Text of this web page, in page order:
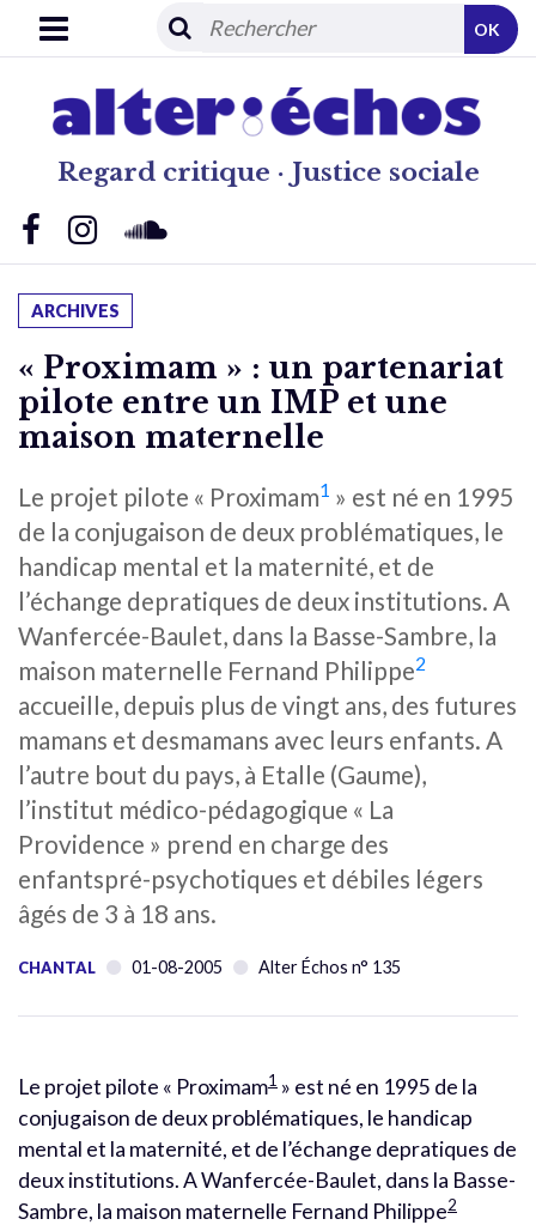
Regard critique · Justice sociale
OK
ARCHIVES
« Proximam » : un partenariat
pilote entre un IMP et une
maison maternelle
Le projet pilote « Proximam1 » est né en 1995
de la conjugaison de deux problématiques, le
handicap mental et la maternité, et de
l’échange depratiques de deux institutions. A
Wanfercée-Baulet, dans la Basse-Sambre, la
maison maternelle Fernand Philippe2
accueille, depuis plus de vingt ans, des futures
mamans et desmamans avec leurs enfants. A
l’autre bout du pays, à Etalle (Gaume),
l’institut médico-pédagogique « La
Providence » prend en charge des
enfantspré-psychotiques et débiles légers
âgés de 3 à 18 ans.
CHANTAL 01-08-2005 Alter Échos n° 135
Le projet pilote « Proximam1 » est né en 1995 de la
conjugaison de deux problématiques, le handicap
mental et la maternité, et de l’échange depratiques de
deux institutions. A Wanfercée-Baulet, dans la Basse-
Sambre, la maison maternelle Fernand Philippe2